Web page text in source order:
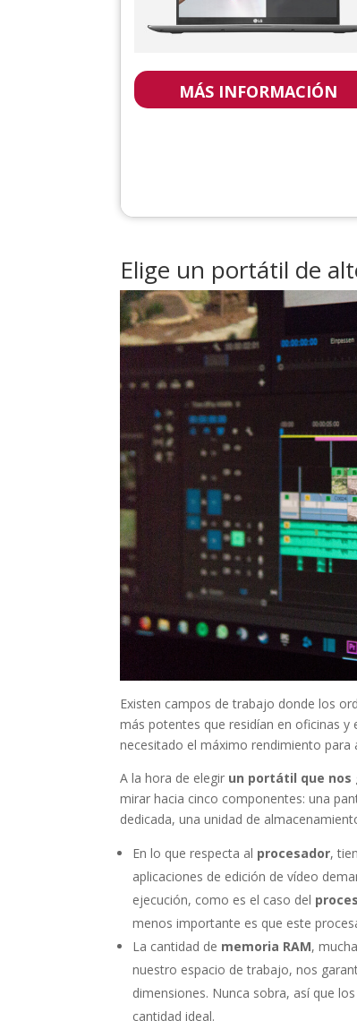
MÁS INFORMACIÓN
Elige un portátil de
Existen campos de trabajo donde los
más potentes que residían en oficinas y
necesitado el máximo rendimiento
A la hora de elegir un portátil que
mirar hacia cinco componentes: una
dedicada, una unidad de
En lo que respecta al procesador,
aplicaciones de edición de vídeo
ejecución, como es el caso del
menos importante es que este
La cantidad de memoria RAM,
nuestro espacio de trabajo, nos
dimensiones. Nunca sobra, así que
cantidad ideal.